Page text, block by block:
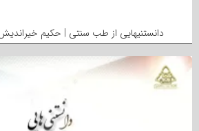
دانستنیهایی از طب سنتی | حکیم